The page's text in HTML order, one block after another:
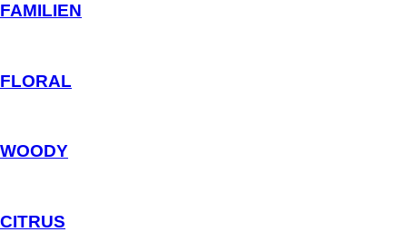
FAMILIEN
FLORAL
WOODY
CITRUS